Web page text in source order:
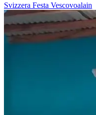
Svizzera Festa Vescovoalain